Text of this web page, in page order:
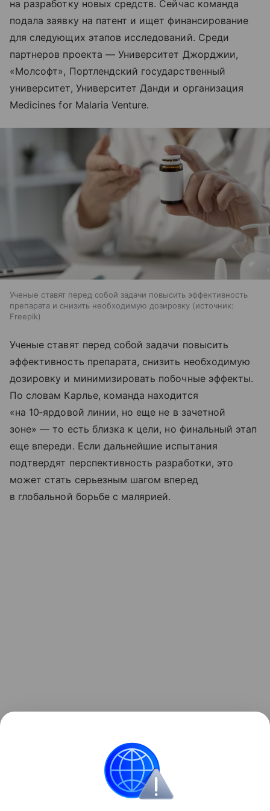
на разработку новых средств. Сейчас команда
подала заявку на патент и ищет финансирование
для следующих этапов исследований. Среди
партнеров проекта — Университет Джорджии,
«Молсофт», Портлендский государственный
университет, Университет Данди и организация
Medicines for Malaria Venture.
Ученые ставят перед собой задачи повысить эффективность
препарата и снизить необходимую дозировку
источник:
Freepik
Ученые ставят перед собой задачи повысить
эффективность препарата, снизить необходимую
дозировку и минимизировать побочные эффекты.
По словам Карлье, команда находится
«на 10‑ярдовой линии, но еще не в зачетной
зоне» — то есть близка к цели, но финальный этап
еще впереди. Если дальнейшие испытания
подтвердят перспективность разработки, это
может стать серьезным шагом вперед
в глобальной борьбе с малярией.
рассказывала
неожиданный фактор роста случаев малярии.